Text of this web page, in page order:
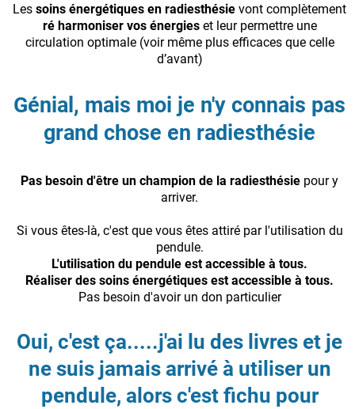
Les soins énergétiques en radiesthésie vont complètement
ré harmoniser vos énergieset leur permettre une
circulation optimale (voir même plus efficaces que celle
d’avant)
Génial, mais moi je n'y connais pas
grand chose en radiesthésie
Pas besoin d'être un champion de la radiesthésie pour y
arriver.
Si vous êtes-là, c'est que vous êtes attiré par l'utilisation du
pendule.
L'utilisation du pendule est accessible à tous.
Réaliser des soins énergétiques est accessible à tous.
Pas besoin d'avoir un don particulier
Oui, c'est ça.....j'ai lu des livres et je
ne suis jamais arrivé à utiliser un
pendule, alors c'est fichu pour